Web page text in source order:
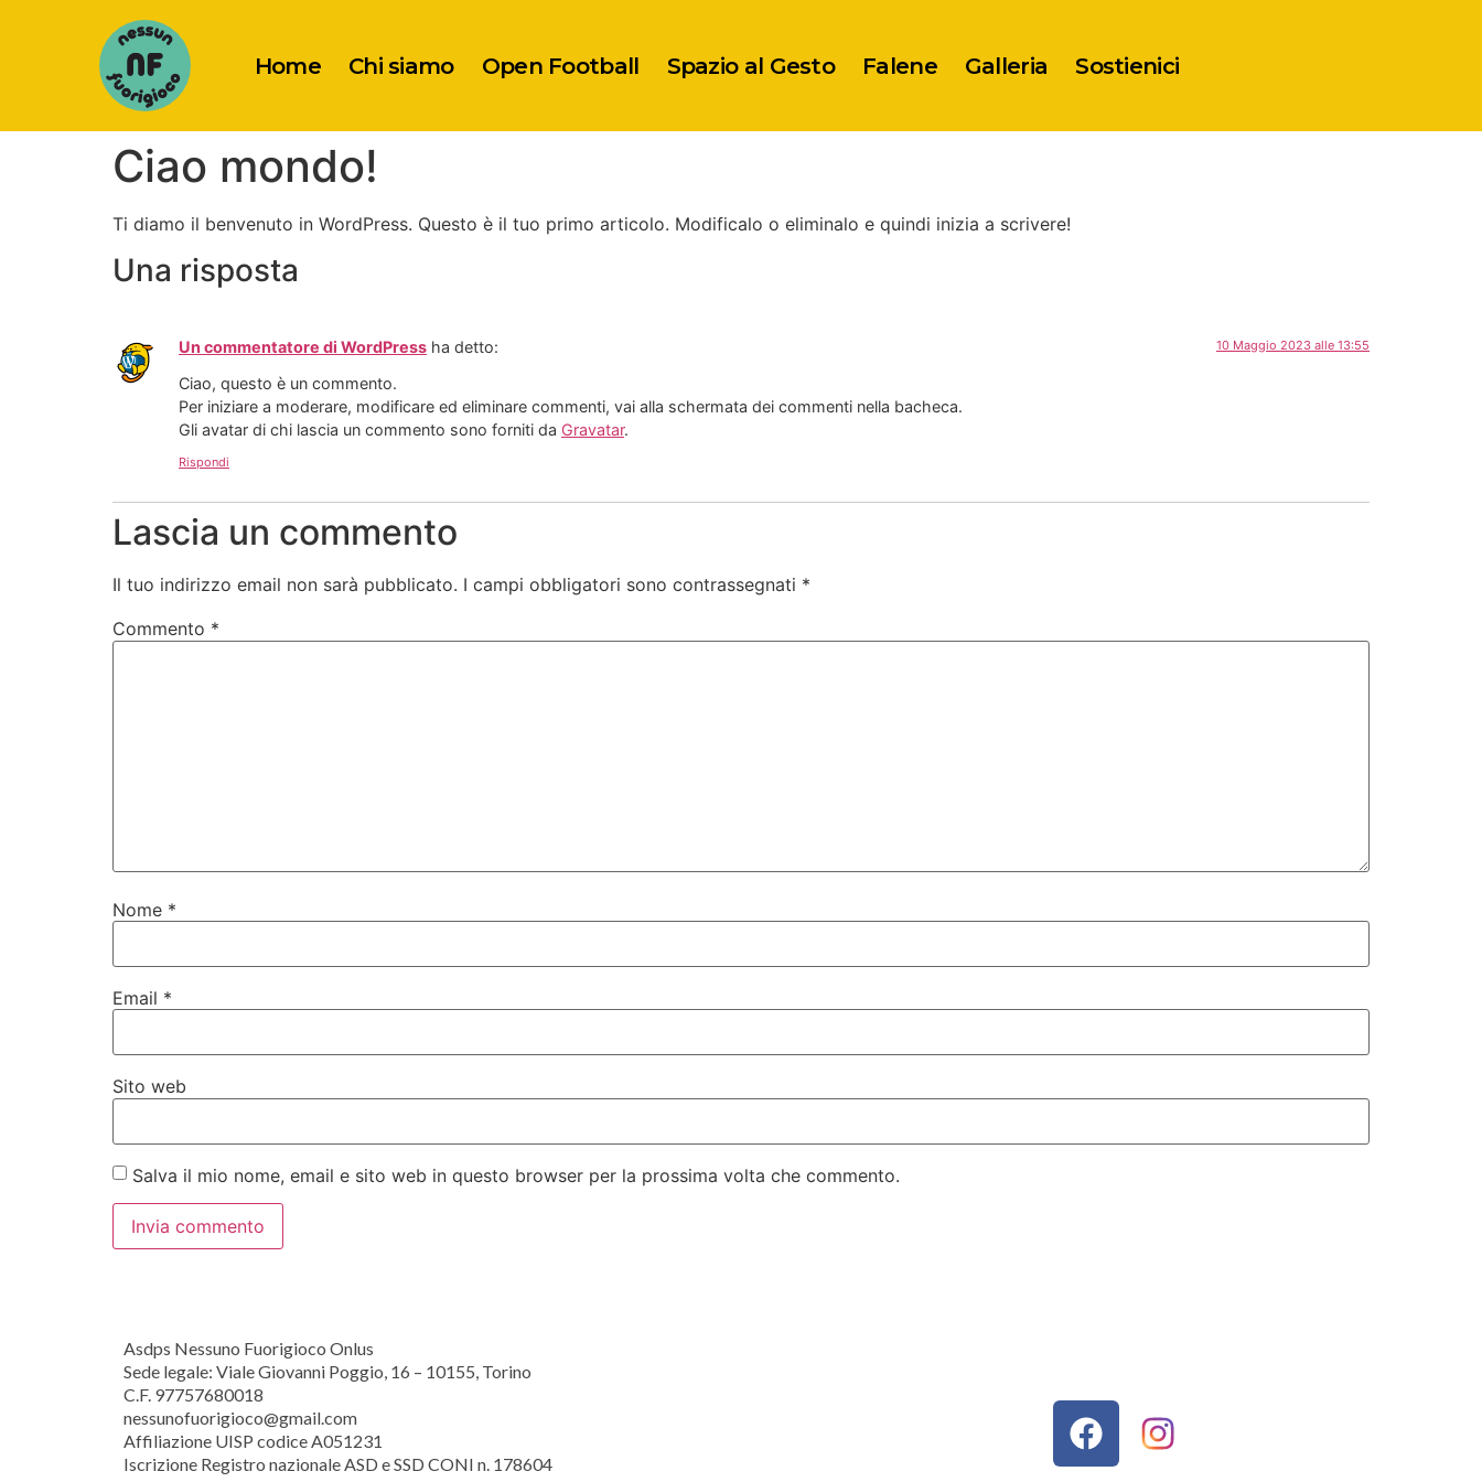
Home Chi siamo Open Football Spazio al Gesto Falene Galleria Sostienici
Ciao mondo!
Ti diamo il benvenuto in WordPress. Questo è il tuo primo articolo. Modificalo o eliminalo e quindi inizia a scrivere!
Una risposta
Un commentatore di WordPress ha detto: 10 Maggio 2023 alle 13:55
Ciao, questo è un commento.
Per iniziare a moderare, modificare ed eliminare commenti, vai alla schermata dei commenti nella bacheca.
Gli avatar di chi lascia un commento sono forniti da Gravatar.
Rispondi
Lascia un commento
Il tuo indirizzo email non sarà pubblicato. I campi obbligatori sono contrassegnati *
Commento *
Nome *
Email *
Sito web
Salva il mio nome, email e sito web in questo browser per la prossima volta che commento.
Asdps Nessuno Fuorigioco Onlus
Sede legale: Viale Giovanni Poggio, 16 – 10155, Torino
C.F. 97757680018
nessunofuorigioco@gmail.com
Affiliazione UISP codice A051231
Iscrizione Registro nazionale ASD e SSD CONI n. 178604